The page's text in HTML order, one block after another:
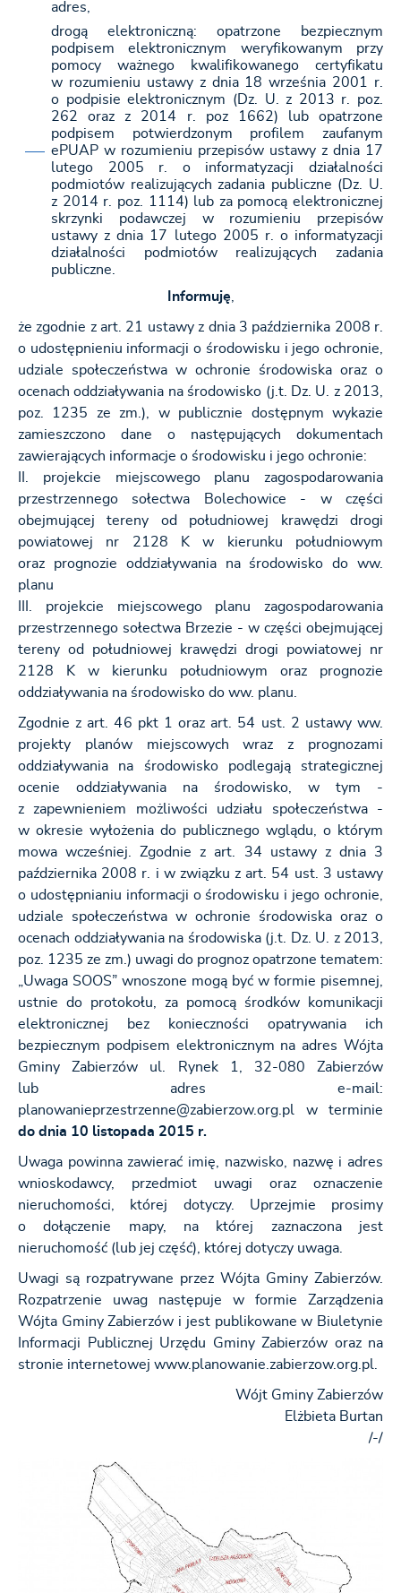
adres,
drogą elektroniczną: opatrzone bezpiecznym
podpisem elektronicznym weryfikowanym przy
pomocy ważnego kwalifikowanego certyfikatu
w rozumieniu ustawy z dnia 18 września 2001 r.
o podpisie elektronicznym (Dz. U. z 2013 r. poz.
262 oraz z 2014 r. poz 1662) lub opatrzone
podpisem potwierdzonym profilem zaufanym
ePUAP w rozumieniu przepisów ustawy z dnia 17
lutego 2005 r. o informatyzacji działalności
podmiotów realizujących zadania publiczne (Dz. U.
z 2014 r. poz. 1114) lub za pomocą elektronicznej
skrzynki podawczej w rozumieniu przepisów
ustawy z dnia 17 lutego 2005 r. o informatyzacji
działalności podmiotów realizujących zadania
publiczne.
Informuję,
że zgodnie z art. 21 ustawy z dnia 3 października 2008 r.
o udostępnieniu informacji o środowisku i jego ochronie,
udziale społeczeństwa w ochronie środowiska oraz o
ocenach oddziaływania na środowisko (j.t. Dz. U. z 2013,
poz. 1235 ze zm.), w publicznie dostępnym wykazie
zamieszczono dane o następujących dokumentach
zawierających informacje o środowisku i jego ochronie:
II. projekcie miejscowego planu zagospodarowania
przestrzennego sołectwa Bolechowice - w części
obejmującej tereny od południowej krawędzi drogi
powiatowej nr 2128 K w kierunku południowym
oraz prognozie oddziaływania na środowisko do ww.
planu
III. projekcie miejscowego planu zagospodarowania
przestrzennego sołectwa Brzezie - w części obejmującej
tereny od południowej krawędzi drogi powiatowej nr
2128 K w kierunku południowym oraz prognozie
oddziaływania na środowisko do ww. planu.
Zgodnie z art. 46 pkt 1 oraz art. 54 ust. 2 ustawy ww.
projekty planów miejscowych wraz z prognozami
oddziaływania na środowisko podlegają strategicznej
ocenie oddziaływania na środowisko, w tym -
z zapewnieniem możliwości udziału społeczeństwa -
w okresie wyłożenia do publicznego wglądu, o którym
mowa wcześniej. Zgodnie z art. 34 ustawy z dnia 3
października 2008 r. i w związku z art. 54 ust. 3 ustawy
o udostępnianiu informacji o środowisku i jego ochronie,
udziale społeczeństwa w ochronie środowiska oraz o
ocenach oddziaływania na środowiska (j.t. Dz. U. z 2013,
poz. 1235 ze zm.) uwagi do prognoz opatrzone tematem:
„Uwaga SOOS” wnoszone mogą być w formie pisemnej,
ustnie do protokołu, za pomocą środków komunikacji
elektronicznej bez konieczności opatrywania ich
bezpiecznym podpisem elektronicznym na adres Wójta
Gminy Zabierzów ul. Rynek 1, 32-080 Zabierzów
lub adres e-mail:
planowanieprzestrzenne@zabierzow.org.pl w terminie
do dnia 10 listopada 2015 r.
Uwaga powinna zawierać imię, nazwisko, nazwę i adres
wnioskodawcy, przedmiot uwagi oraz oznaczenie
nieruchomości, której dotyczy. Uprzejmie prosimy
o dołączenie mapy, na której zaznaczona jest
nieruchomość (lub jej część), której dotyczy uwaga.
Uwagi są rozpatrywane przez Wójta Gminy Zabierzów.
Rozpatrzenie uwag następuje w formie Zarządzenia
Wójta Gminy Zabierzów i jest publikowane w Biuletynie
Informacji Publicznej Urzędu Gminy Zabierzów oraz na
stronie internetowej www.planowanie.zabierzow.org.pl.
Wójt Gminy Zabierzów
Elżbieta Burtan
/-/